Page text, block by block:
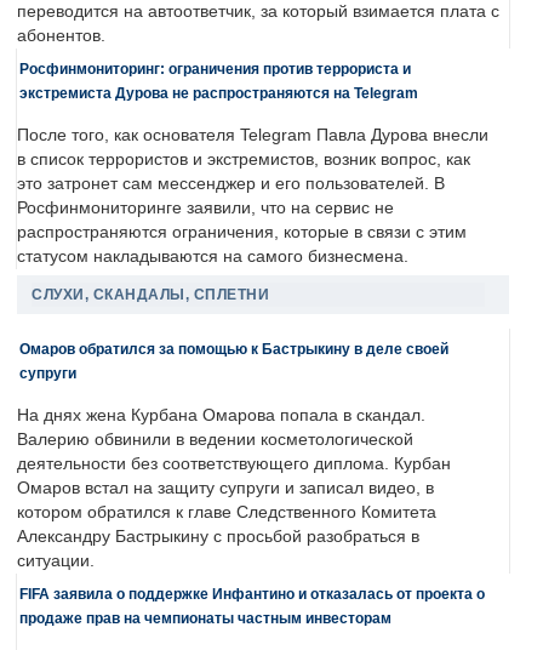
переводится на автоответчик, за который взимается плата с
абонентов.
Росфинмониторинг: ограничения против террориста и
экстремиста Дурова не распространяются на Telegram
После того, как основателя Telegram Павла Дурова внесли
в список террористов и экстремистов, возник вопрос, как
это затронет сам мессенджер и его пользователей. В
Росфинмониторинге заявили, что на сервис не
распространяются ограничения, которые в связи с этим
статусом накладываются на самого бизнесмена.
СЛУХИ, СКАНДАЛЫ, СПЛЕТНИ
Омаров обратился за помощью к Бастрыкину в деле своей
супруги
На днях жена Курбана Омарова попала в скандал.
Валерию обвинили в ведении косметологической
деятельности без соответствующего диплома. Курбан
Омаров встал на защиту супруги и записал видео, в
котором обратился к главе Следственного Комитета
Александру Бастрыкину с просьбой разобраться в
ситуации.
FIFA заявила о поддержке Инфантино и отказалась от проекта о
продаже прав на чемпионаты частным инвесторам